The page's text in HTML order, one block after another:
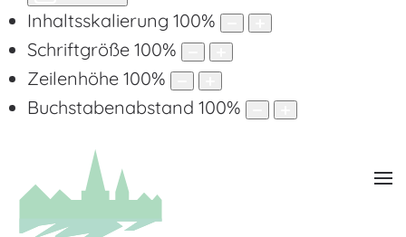
Inhaltsskalierung 100%
Schriftgröße 100%
Zeilenhöhe 100%
Buchstabenabstand 100%